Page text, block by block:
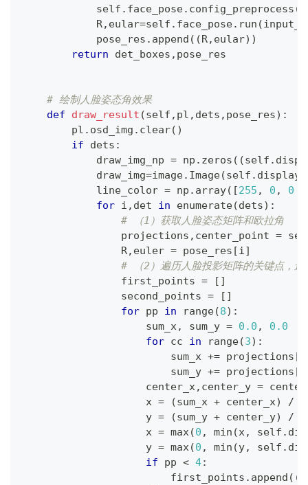
            self
. face_pose. config_preprocess (
            R
, eular=self . face_pose. run (
            pose_res
. append ( (R, eular) )
return det_boxes , pose_res
# 绘制人脸姿态角效果
def
draw_result (self , pl , dets , pose_res) :
        pl
. osd_img . clear( )
if dets :
            draw_img_np
= np . zeros ( (self .
            draw_img
=image. Image(self .
            line_color
= np . array( [255 , 0 , 0
for i , det in enumerate(dets) :
# （1）获取人脸姿态矩阵和欧拉角
                projections
, center_point =
                R
, euler = pose_res [i]
# （2）遍历人脸投影矩阵的关键点，进
                first_points
= [ ]
                second_points
= [ ]
for pp in range(8) :
                    sum_x
, sum_y = 0.0 ,
0.0
for cc in range(3) :
                        sum_x
+= projections [
                        sum_y
+= projections [
                    center_x
, center_y =
                    x
= (sum_x + center_x) /
                    y
= (sum_y + center_y) /
                    x
= max(0 , min (x, self .
                    y
= max(0 , min (y, self .
if pp < 4:
                        first_points
. append ( (